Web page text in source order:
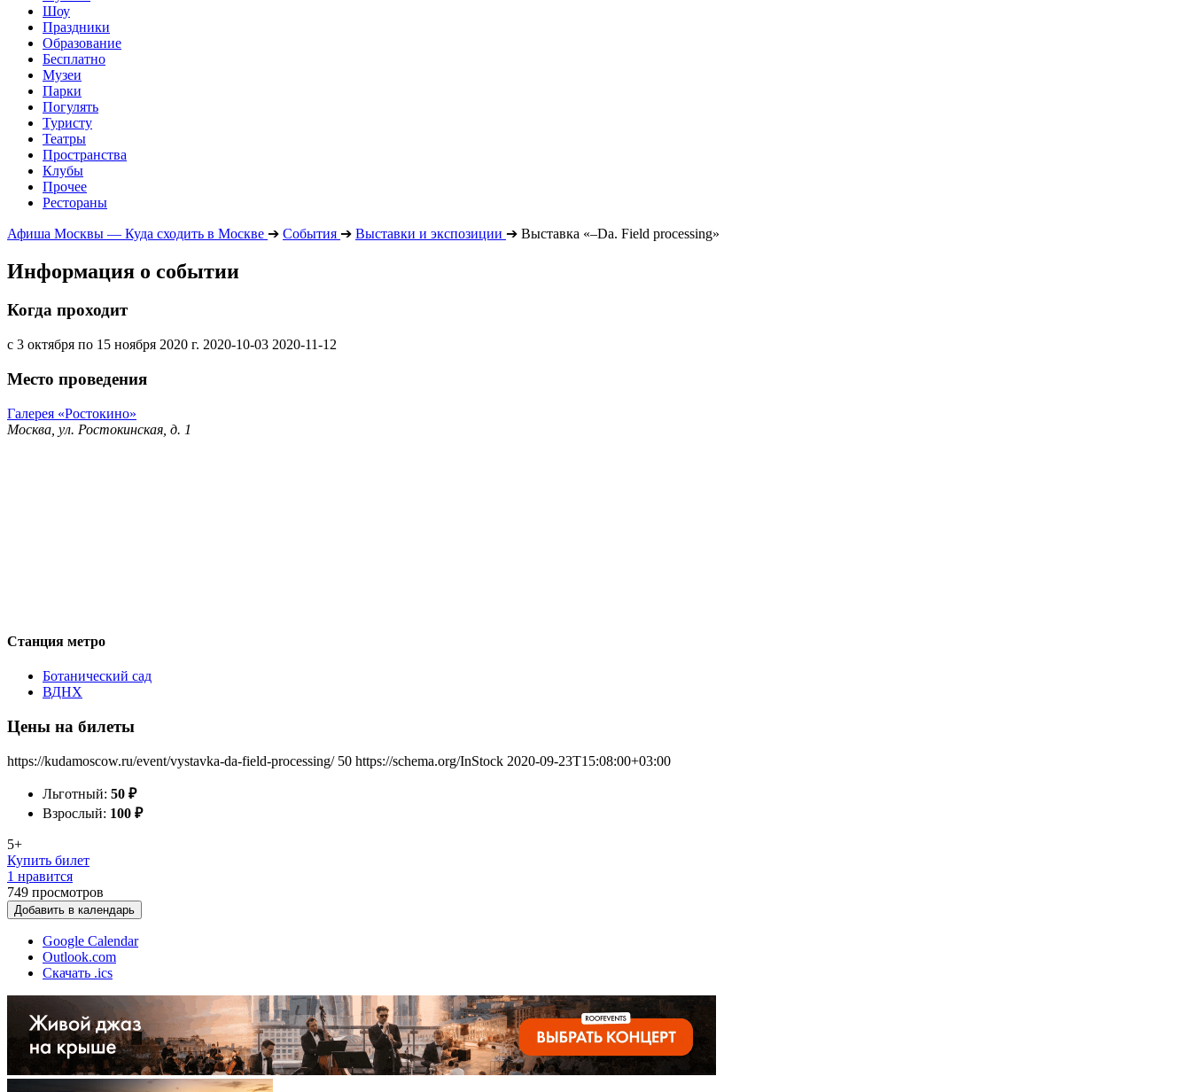
Шоу
Праздники
Образование
Бесплатно
Музеи
Парки
Погулять
Туристу
Театры
Пространства
Клубы
Прочее
Рестораны
Афиша Москвы — Куда сходить в Москве ➔ События ➔ Выставки и экспозиции ➔ Выставка «–Da. Field processing»
Информация о событии
Когда проходит
с 3 октября по 15 ноября 2020 г. 2020-10-03 2020-11-12
Место проведения
Галерея «Ростокино»
Москва, ул. Ростокинская, д. 1
Станция метро
Ботанический сад
ВДНХ
Цены на билеты
https://kudamoscow.ru/event/vystavka-da-field-processing/ 50 https://schema.org/InStock 2020-09-23T15:08:00+03:00
Льготный: 50 ₽
Взрослый: 100 ₽
5+
Купить билет
1 нравится
749 просмотров
Добавить в календарь
Google Calendar
Outlook.com
Скачать .ics